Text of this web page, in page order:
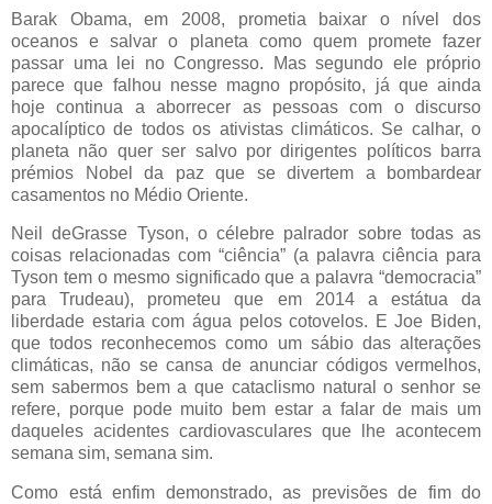
Barak Obama, em 2008, prometia baixar o nível dos
oceanos e salvar o planeta como quem promete fazer
passar uma lei no Congresso. Mas segundo ele próprio
parece que falhou nesse magno propósito, já que ainda
hoje continua a aborrecer as pessoas com o discurso
apocalíptico de todos os ativistas climáticos. Se calhar, o
planeta não quer ser salvo por dirigentes políticos barra
prémios Nobel da paz que se divertem a bombardear
casamentos no Médio Oriente.
Neil deGrasse Tyson, o célebre palrador sobre todas as
coisas relacionadas com “ciência” (a palavra ciência para
Tyson tem o mesmo significado que a palavra “democracia”
para Trudeau), prometeu que em 2014 a estátua da
liberdade estaria com água pelos cotovelos. E Joe Biden,
que todos reconhecemos como um sábio das alterações
climáticas, não se cansa de anunciar códigos vermelhos,
sem sabermos bem a que cataclismo natural o senhor se
refere, porque pode muito bem estar a falar de mais um
daqueles acidentes cardiovasculares que lhe acontecem
semana sim, semana sim.
Como está enfim demonstrado, as previsões de fim do